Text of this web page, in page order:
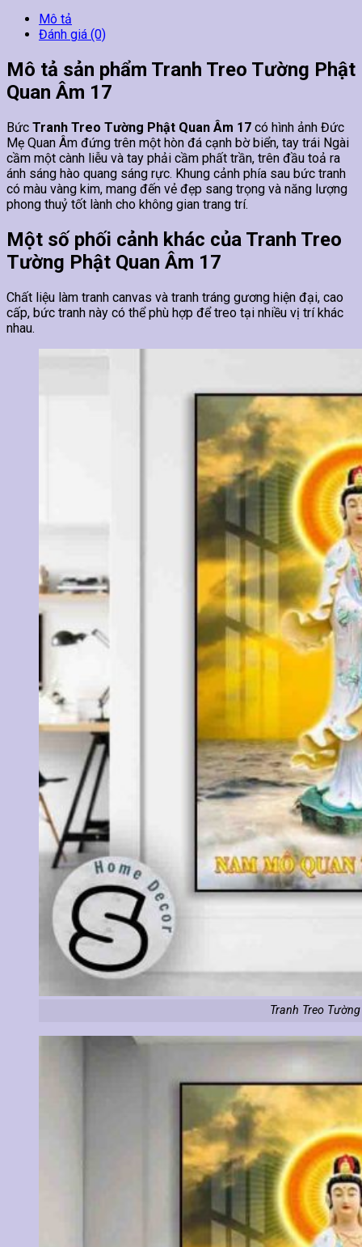
Mô tả
Đánh giá (0)
Mô tả sản phẩm Tranh Treo Tường Phật
Quan Âm 17
Bức Tranh Treo Tường Phật Quan Âm 17 có hình ảnh Đức
Mẹ Quan Âm đứng trên một hòn đá cạnh bờ biển, tay trái Ngài
cầm một cành liễu và tay phải cầm phất trần, trên đầu toả ra
ánh sáng hào quang sáng rực. Khung cảnh phía sau bức tranh
có màu vàng kim, mang đến vẻ đẹp sang trọng và năng lượng
phong thuỷ tốt lành cho không gian trang trí.
Một số phối cảnh khác của Tranh Treo
Tường Phật Quan Âm 17
Chất liệu làm tranh canvas và tranh tráng gương hiện đại, cao
cấp, bức tranh này có thể phù hợp để treo tại nhiều vị trí khác
nhau.
Tranh Treo